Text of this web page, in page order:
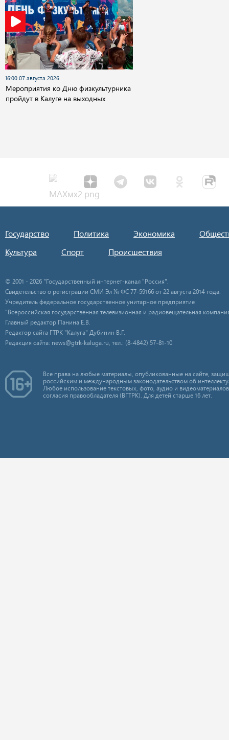
16:00 07 августа 2026
Мероприятия ко Дню физкультурника
пройдут в Калуге на выходных
Государство Политика Экономика
Культура
Спорт Происшествия
© 2001 - 2026 "Государственный интернет-канал "Россия".
Свидетельство о регистрации СМИ Эл № ФС 77-59166 от 22 августа 2014 года.
Учредитель федеральное государственное унитарное предприятие
"Всероссийская государственная телевизионная и радиовещательная
Главный редактор Панина Е.В.
Редактор сайта ГТРК "Калуга" Дубинин В.Г.
Редакция сайта: news@gtrk-kaluga.ru, тел.: (8-4842) 57-81-10
Все права на любые материалы, опубликованные на сайте,
российским и международным законодательством об
Любое использование текстовых, фото, аудио и
согласия правообладателя (ВГТРК). Для детей старше 16 лет.